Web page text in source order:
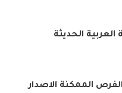
الحديثة
الممكنة الاصدار